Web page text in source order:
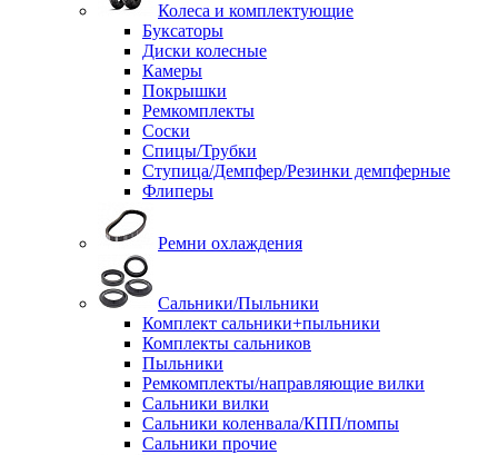
Колеса и комплектующие
Буксаторы
Диски колесные
Камеры
Покрышки
Ремкомплекты
Соски
Спицы/Трубки
Ступица/Демпфер/Резинки демпферные
Флиперы
Ремни охлаждения
Сальники/Пыльники
Комплект сальники+пыльники
Комплекты сальников
Пыльники
Ремкомплекты/направляющие вилки
Сальники вилки
Сальники коленвала/КПП/помпы
Сальники прочие